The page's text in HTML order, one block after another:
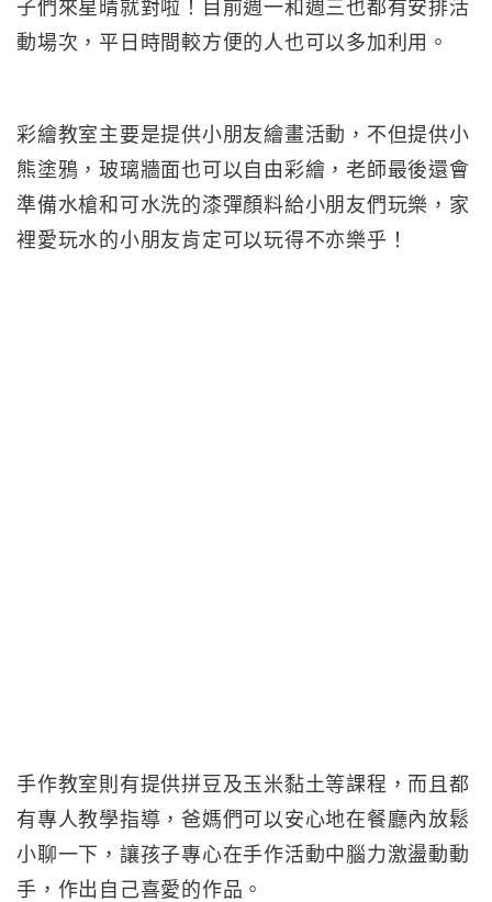
子們來星晴就對啦！目前週一和週三也都有安排活
動場次，平日時間較方便的人也可以多加利用。
彩繪教室主要是提供小朋友繪畫活動，不但提供小
熊塗鴉，玻璃牆面也可以自由彩繪，老師最後還會
準備水槍和可水洗的漆彈顏料給小朋友們玩樂，家
裡愛玩水的小朋友肯定可以玩得不亦樂乎！
手作教室則有提供拼豆及玉米黏土等課程，而且都
有專人教學指導，爸媽們可以安心地在餐廳內放鬆
小聊一下，讓孩子專心在手作活動中腦力激盪動動
手，作出自己喜愛的作品。